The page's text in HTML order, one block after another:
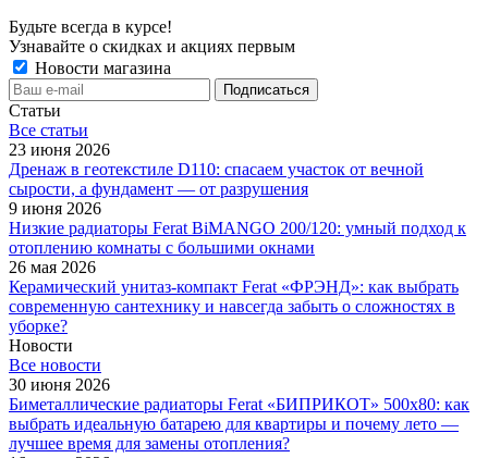
Будьте всегда в курсе!
Узнавайте о скидках и акциях первым
Новости магазина
Статьи
Все cтатьи
23 июня 2026
Дренаж в геотекстиле D110: спасаем участок от вечной
сырости, а фундамент — от разрушения
9 июня 2026
Низкие радиаторы Ferat BiMANGO 200/120: умный подход к
отоплению комнаты с большими окнами
26 мая 2026
Керамический унитаз-компакт Ferat «ФРЭНД»: как выбрать
современную сантехнику и навсегда забыть о сложностях в
уборке?
Новости
Все новости
30 июня 2026
Биметаллические радиаторы Ferat «БИПРИКОТ» 500x80: как
выбрать идеальную батарею для квартиры и почему лето —
лучшее время для замены отопления?